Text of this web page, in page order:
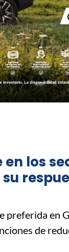
los
preferida en
de